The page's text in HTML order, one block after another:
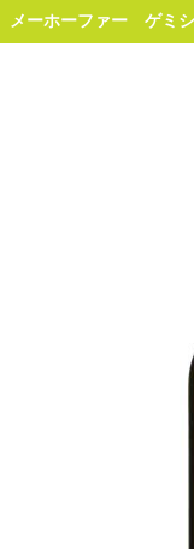
メーホーファー ゲミ